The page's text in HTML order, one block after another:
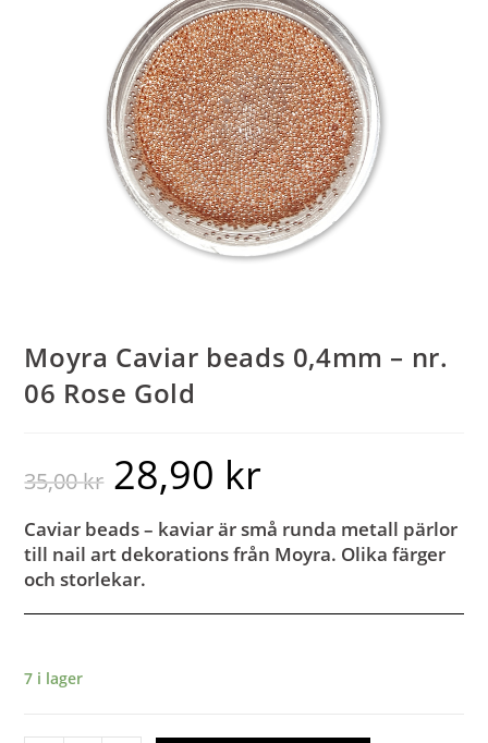
Moyra Caviar beads 0,4mm – nr.
06 Rose Gold
35,00kr 28,90 kr
Caviar beads – kaviar är små runda metall pärlor
till nail art dekorations från Moyra. Olika färger
och storlekar.
7 i lager